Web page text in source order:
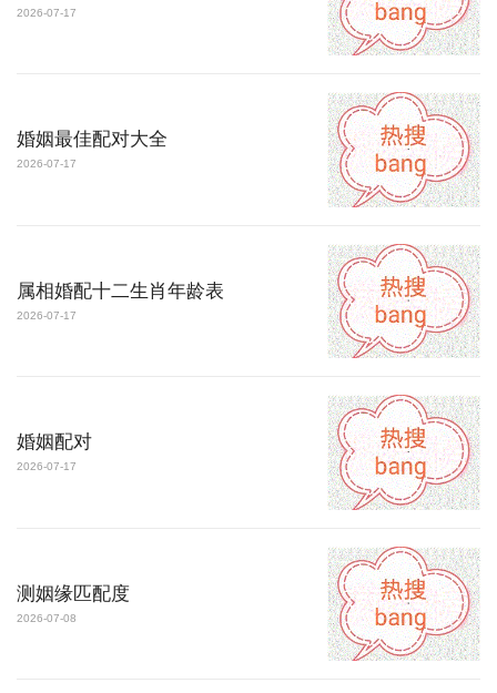
2026-07-17
婚姻最佳配对大全
2026-07-17
属相婚配十二生肖年龄表
2026-07-17
婚姻配对
2026-07-17
测姻缘匹配度
2026-07-08